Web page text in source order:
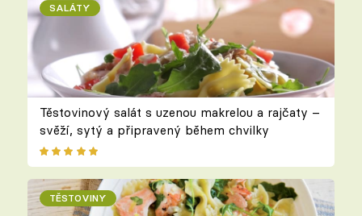
SALÁTY
Těstovinový salát s uzenou makrelou a rajčaty –
svěží, sytý a připravený během chvilky
TĚSTOVINY